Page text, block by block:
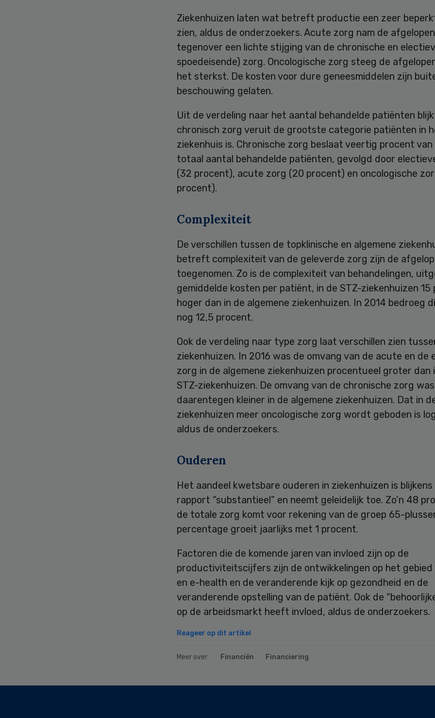
Ziekenhuizen laten wat betreft productie een zeer
zien, aldus de onderzoekers. Acute zorg nam de
tegenover een lichte stijging van de chronische en
spoedeisende) zorg. Oncologische zorg steeg de
het sterkst. De kosten voor dure geneesmiddelen zijn
beschouwing gelaten.
Uit de verdeling naar het aantal behandelde patiënten
chronisch zorg veruit de grootste categorie patiënten in
ziekenhuis is. Chronische zorg beslaat veertig procent
totaal aantal behandelde patiënten, gevolgd door
(32 procent), acute zorg (20 procent) en oncologische
procent).
Complexiteit
De verschillen tussen de topklinische en algemene
betreft complexiteit van de geleverde zorg zijn de
toegenomen. Zo is de complexiteit van behandelingen,
gemiddelde kosten per patiënt, in de STZ-ziekenhuizen 15
hoger dan in de algemene ziekenhuizen. In 2014 bedroeg
nog 12,5 procent.
Ook de verdeling naar type zorg laat verschillen zien
ziekenhuizen. In 2016 was de omvang van de acute en de
zorg in de algemene ziekenhuizen procentueel groter dan
STZ-ziekenhuizen. De omvang van de chronische zorg was
daarentegen kleiner in de algemene ziekenhuizen. Dat in
ziekenhuizen meer oncologische zorg wordt geboden is
aldus de onderzoekers.
Ouderen
Het aandeel kwetsbare ouderen in ziekenhuizen is
rapport “substantieel” en neemt geleidelijk toe. Zo’n 48
de totale zorg komt voor rekening van de groep 65-
percentage groeit jaarlijks met 1 procent.
Factoren die de komende jaren van invloed zijn op de
productiviteitscijfers zijn de ontwikkelingen op het gebied
en e-health en de veranderende kijk op gezondheid en de
veranderende opstelling van de patiënt. Ook de
op de arbeidsmarkt heeft invloed, aldus de onderzoekers.
Reageer op dit artikel
Meer over: Financiën Financiering